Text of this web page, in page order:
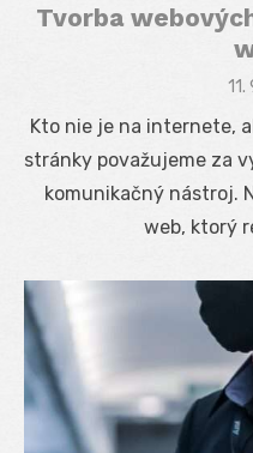
Tvorba
Kto nie je na internete,
stránky považujeme za
komunikačný nástroj.
web, ktorý